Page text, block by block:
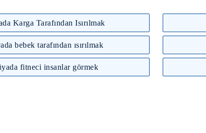
Karga Tarafından Isırılmak
bebek tarafından ısırılmak
fitneci insanlar görmek